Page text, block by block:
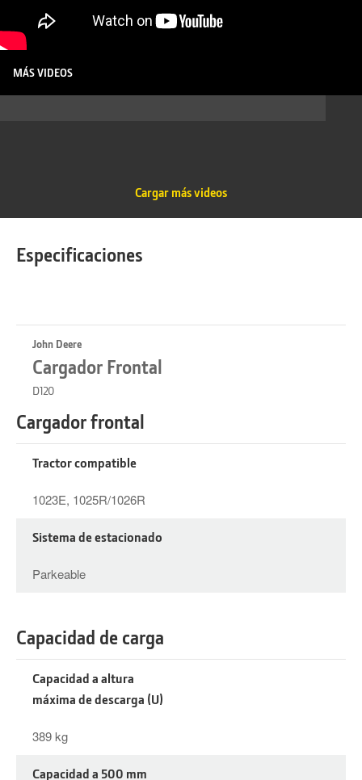
MÁS VIDEOS
Cargar más videos
Especificaciones
John Deere
Cargador Frontal
D120
Tractor compatible
1023E, 1025R/1026R
Sistema de estacionado
Parkeable
Cargador frontal
Capacidad a altura
máxima de descarga (U)
389 kg
Capacidad a 500 mm
Capacidad de carga